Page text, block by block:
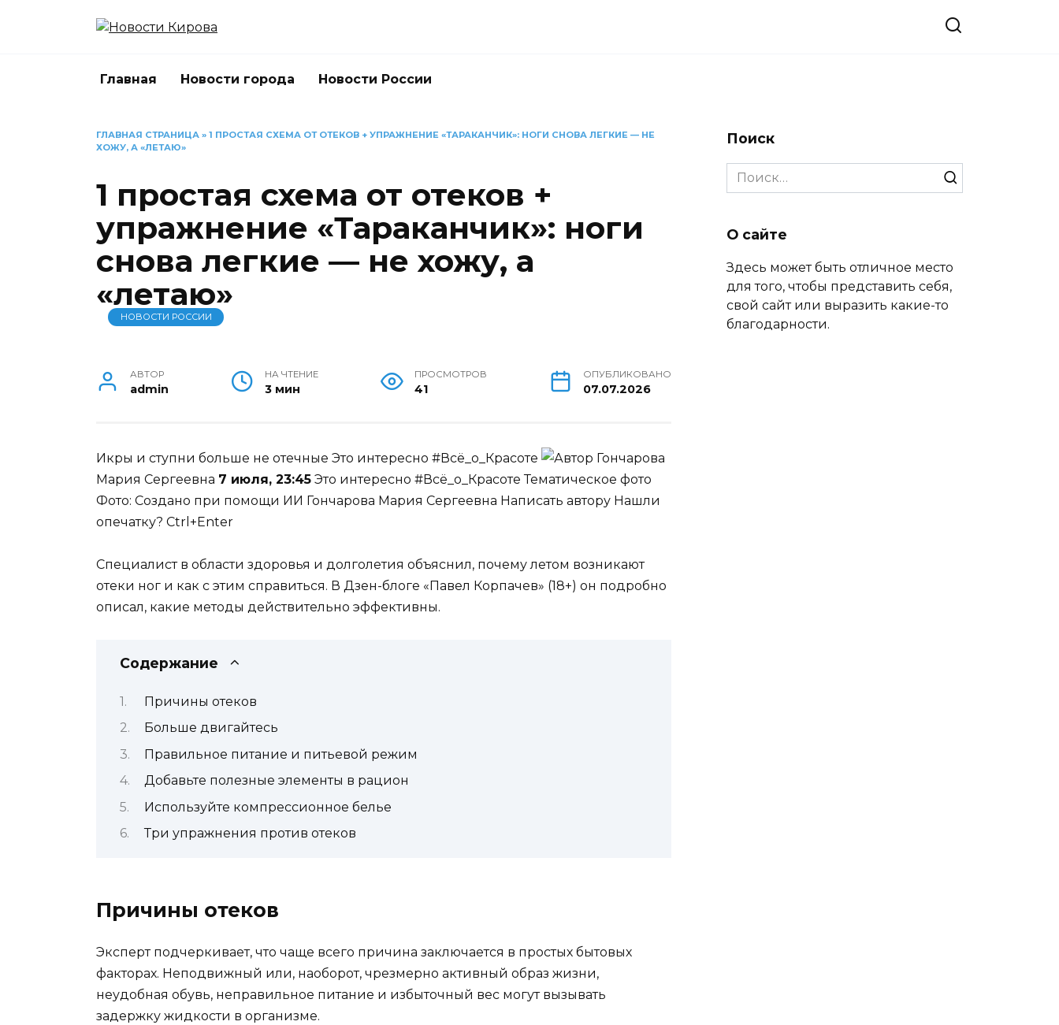
Главная Новости города Новости России
ГЛАВНАЯ СТРАНИЦА » 1 ПРОСТАЯ СХЕМА ОТ ОТЕКОВ + УПРАЖНЕНИЕ «ТАРАКАНЧИК»: НОГИ СНОВА ЛЕГКИЕ — НЕ
ХОЖУ, А «ЛЕТАЮ»
1 простая схема от отеков +
упражнение «Тараканчик»: ноги
снова легкие — не хожу, а
«летаю»
НОВОСТИ РОССИИ
АВТОР
admin
НА ЧТЕНИЕ
3 мин
ПРОСМОТРОВ
41
ОПУБЛИКОВАНО
07.07.2026
Икры и ступни больше не отечные Это интересно #Всё_о_Красоте
Гончарова
Мария Сергеевна 7 июля, 23:45 Это интересно #Всё_о_Красоте Тематическое фото
Фото: Создано при помощи ИИ Гончарова Мария Сергеевна Написать автору Нашли
опечатку? Ctrl+Enter
Специалист в области здоровья и долголетия объяснил, почему летом возникают
отеки ног и как с этим справиться. В Дзен-блоге «Павел Корпачев» (18+) он подробно
описал, какие методы действительно эффективны.
Содержание
Причины отеков
Больше двигайтесь
Правильное питание и питьевой режим
Добавьте полезные элементы в рацион
Используйте компрессионное белье
Три упражнения против отеков
Причины отеков
Эксперт подчеркивает, что чаще всего причина заключается в простых бытовых
факторах. Неподвижный или, наоборот, чрезмерно активный образ жизни,
неудобная обувь, неправильное питание и избыточный вес могут вызывать
задержку жидкости в организме.
Поиск
Search
for:
О сайте
Здесь может быть отличное место
для того, чтобы представить себя,
свой сайт или выразить какие-то
благодарности.